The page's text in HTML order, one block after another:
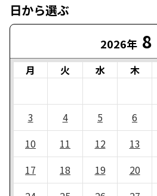
日から選ぶ
2026年 8
月 火 水 木
3
4 5 6
10
11 12 13
17
18 19 20